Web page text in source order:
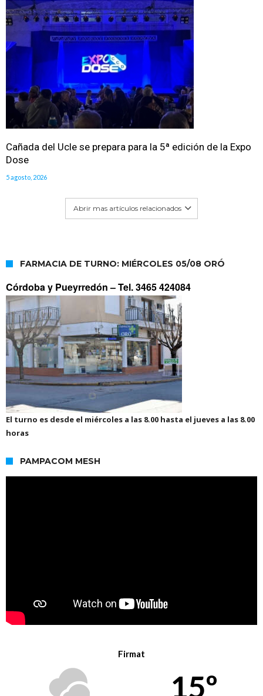
Cañada del Ucle se prepara para la 5ª edición de la Expo
Dose
5 agosto, 2026
Abrir mas artículos relacionados
FARMACIA DE TURNO: MIÉRCOLES 05/08 ORÓ
Córdoba y Pueyrredón –Tel. 3465 424084
El turno es desde el miércoles a las 8.00 hasta el jueves a las 8.00
horas
PAMPACOM MESH
Firmat
15º